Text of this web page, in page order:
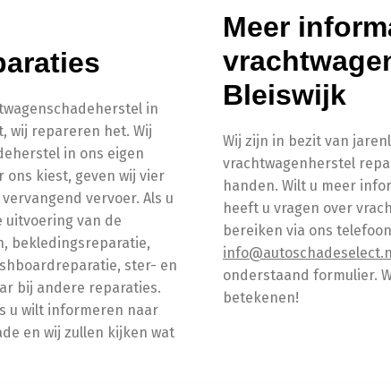
in
wij repareren het. Wij
in ons eigen
ons kiest, geven wij vier
vervoer. Als u
uitvoering van de
bekledingsreparatie,
ster- en
bij andere reparaties.
u wilt informeren naar
en wij zullen kijken wat
Meer
Bleiswijk
Wij zijn in bezit van
vrachtwagenherstel
handen. Wilt u meer
heeft u vragen over
bereiken via ons
onderstaand formulier.
betekenen!